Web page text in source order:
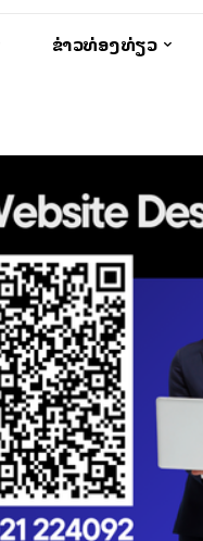
ຂ່າວທ່ອງທ່ຽວ